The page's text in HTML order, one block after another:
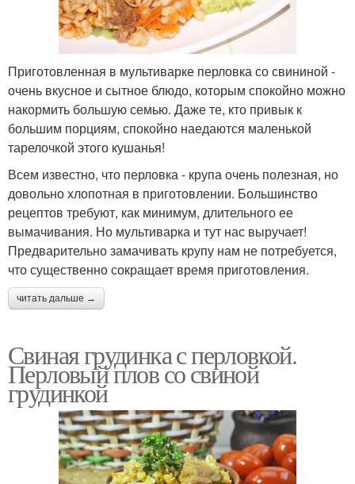
Приготовленная в мультиварке перловка со свининой -
очень вкусное и сытное блюдо, которым спокойно можно
накормить большую семью. Даже те, кто привык к
большим порциям, спокойно наедаются маленькой
тарелочкой этого кушанья!
Всем известно, что перловка - крупа очень полезная, но
довольно хлопотная в приготовлении. Большинство
рецептов требуют, как минимум, длительного ее
вымачивания. Но мультиварка и тут нас выручает!
Предварительно замачивать крупу нам не потребуется,
что существенно сокращает время приготовления.
читать дальше →
Свиная грудинка с перловкой.
Перловый плов со свиной
грудинкой